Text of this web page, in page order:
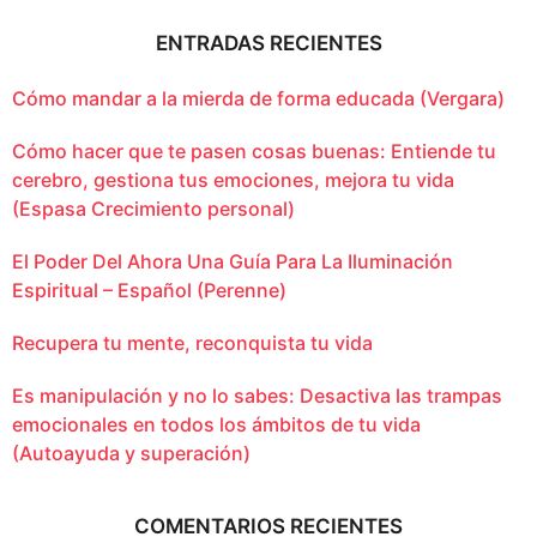
ENTRADAS RECIENTES
Cómo mandar a la mierda de forma educada (Vergara)
Cómo hacer que te pasen cosas buenas: Entiende tu
cerebro, gestiona tus emociones, mejora tu vida
(Espasa Crecimiento personal)
El Poder Del Ahora Una Guía Para La Iluminación
Espiritual – Español (Perenne)
Recupera tu mente, reconquista tu vida
Es manipulación y no lo sabes: Desactiva las trampas
emocionales en todos los ámbitos de tu vida
(Autoayuda y superación)
COMENTARIOS RECIENTES